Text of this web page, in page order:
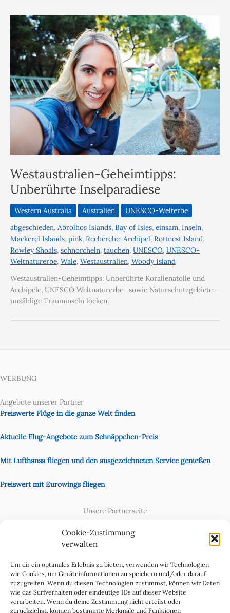
Cookie-Zustimmung
verwalten
Um dir ein optimales Erlebnis zu bieten, verwenden wir Technologien
wie Cookies, um Geräteinformationen zu speichern und/oder darauf
zuzugreifen. Wenn du diesen Technologien zustimmst, können wir Daten
wie das Surfverhalten oder eindeutige IDs auf dieser Website
verarbeiten. Wenn du deine Zustimmung nicht erteilst oder
zurückziehst, können bestimmte Merkmale und Funktionen
Westaustralien-Geheimtipps:
Unberührte Inselparadiese
Western Australia Australien
UNESCO-Welterbe
abgeschieden, Abrolhos Islands, Bay of Isles, einsam, Inseln,
Mackerel Islands, pink, Recherche-Archipel, Rottnest Island,
Rowley Shoals, schnorcheln, tauchen, UNESCO, UNESCO-
Weltnaturerbe, Wale, Westaustralien, Woody Island
Westaustralien-Geheimtipps: Unberührte Korallenatolle und
Archipele, UNESCO Weltnaturerbe- sowie Naturschutzgebiete –
unzählige Trauminseln locken.
WERBUNG
Angebote unserer Partner
Preiswerte Flüge in die ganze Welt finden
Aktuelle Flug-Angebote zum Schnäppchen-Preis
Mit Lufthansa fliegen und den ausgezeichneten Service genießen
Preiswert mit Eurowings fliegen
Unsere Partnerseite